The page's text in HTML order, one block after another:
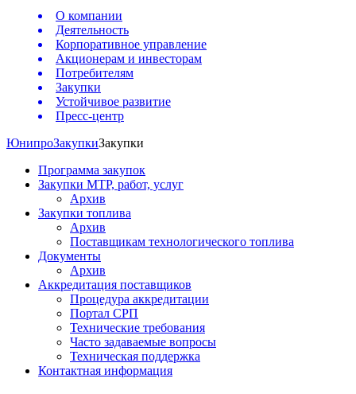
О компании
Деятельность
Корпоративное управление
Акционерам и инвесторам
Потребителям
Закупки
Устойчивое развитие
Пресс-центр
ЮнипроЗакупкиЗакупки
Программа закупок
Закупки МТР, работ, услуг
Архив
Закупки топлива
Архив
Поставщикам технологического топлива
Документы
Архив
Аккредитация поставщиков
Процедура аккредитации
Портал СРП
Технические требования
Часто задаваемые вопросы
Техническая поддержка
Контактная информация